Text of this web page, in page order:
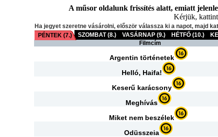
A műsor oldalunk frissítés alatt, emiatt
Kérjük,
Ha jegyet szeretne vásárolni, először válassza ki a napot, majd
PÉNTEK (7.)
SZOMBAT (8.) VASÁRNAP (9.) HÉTFŐ (10.)
Filmcím
Argentin történetek
Helló, Haifa!
Keserű karácsony
Meghívás
Miket nem beszélek
Odüsszeia